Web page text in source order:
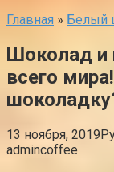
Главная » Белый
Шоколад
всего
13 ноября, 2019
admincoffee